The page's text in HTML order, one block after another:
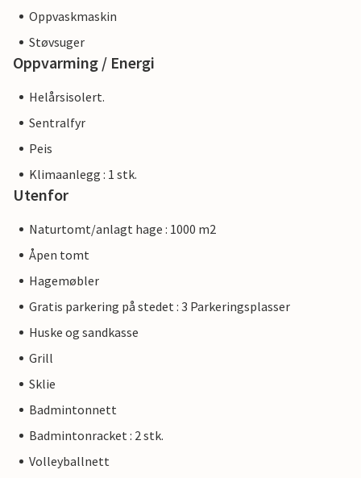
Oppvaskmaskin
Støvsuger
Oppvarming / Energi
Helårsisolert.
Sentralfyr
Peis
Klimaanlegg : 1 stk.
Utenfor
Naturtomt/anlagt hage : 1000 m2
Åpen tomt
Hagemøbler
Gratis parkering på stedet : 3 Parkeringsplasser
Huske og sandkasse
Grill
Sklie
Badmintonnett
Badmintonracket : 2 stk.
Volleyballnett